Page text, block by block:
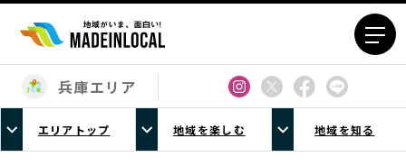
エリアから探す
北海道エリア
青森エリア
兵庫エリア
エリアトップ 地域を楽しむ 地域を知る